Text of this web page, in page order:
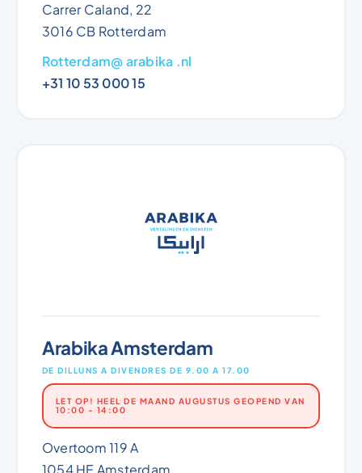
Carrer Caland, 22
3016 CB Rotterdam
Rotterdam@ arabika .nl
+31 10 53 000 15
Arabika Amsterdam
DE DILLUNS A DIVENDRES DE 9.00 A 17.00
LET OP! HEEL DE MAAND AUGUSTUS GEOPEND VAN
10:00 - 14:00
Overtoom 119 A
1054 HE Amsterdam